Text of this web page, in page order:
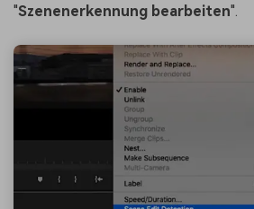
"Szenenerkennung bearbeiten".